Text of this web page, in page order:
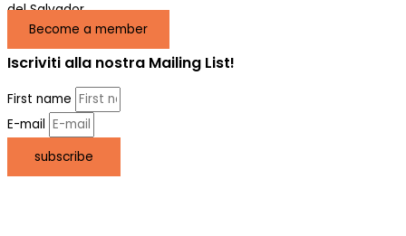
del Salvador.
Become a member
Iscriviti alla nostra Mailing List!
First name
E-mail
subscribe